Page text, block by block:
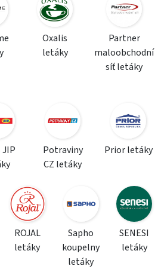
Oxalis
letáky
Partner
maloobchodní
síť letáky
JIP
Potraviny
CZ letáky
Prior letáky
ROJAL
letáky
Sapho
koupelny
letáky
SENESI
letáky